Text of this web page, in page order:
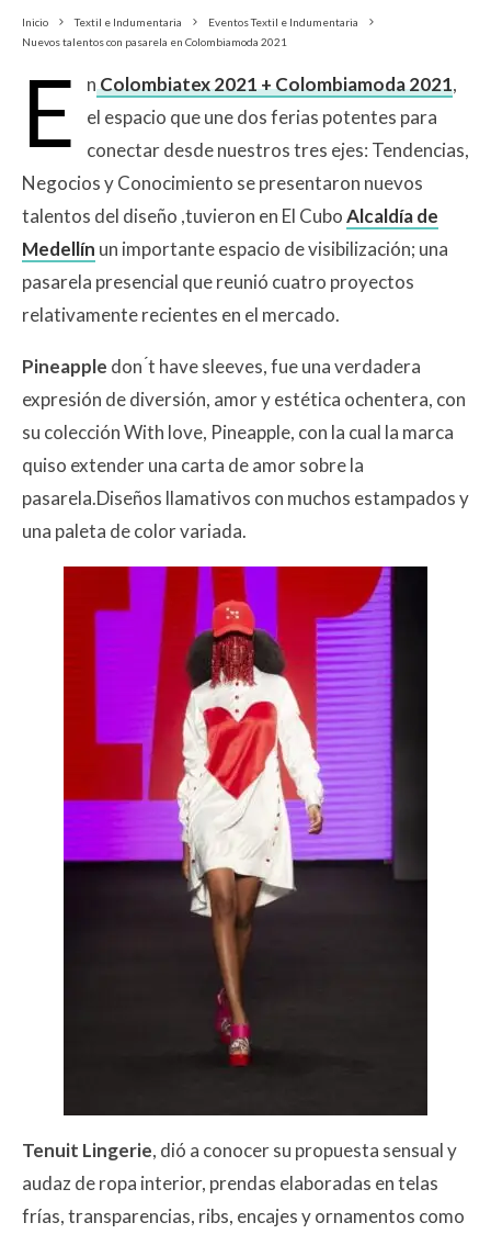
Inicio Textil e Indumentaria
Eventos Textil e Indumentaria
Nuevos talentos con pasarela en Colombiamoda 2021
E nColombiatex 2021 + Colombiamoda 2021,
el espacio que une dos ferias potentes para
conectar desde nuestros tres ejes: Tendencias,
Negocios y Conocimiento se presentaron nuevos
talentos del diseño ,tuvieron en El CuboAlcaldía de
Medellín un importante espacio de visibilización; una
pasarela presencial que reunió cuatro proyectos
relativamente recientes en el mercado.
Pineapple don ́t have sleeves, fue una verdadera
expresión de diversión, amor y estética ochentera, con
su colección With love, Pineapple, con la cual la marca
quiso extender una carta de amor sobre la
pasarela.Diseños llamativos con muchos estampados y
una paleta de color variada.
Tenuit Lingerie, dió a conocer su propuesta sensual y
audaz de ropa interior, prendas elaboradas en telas
frías, transparencias, ribs, encajes y ornamentos como